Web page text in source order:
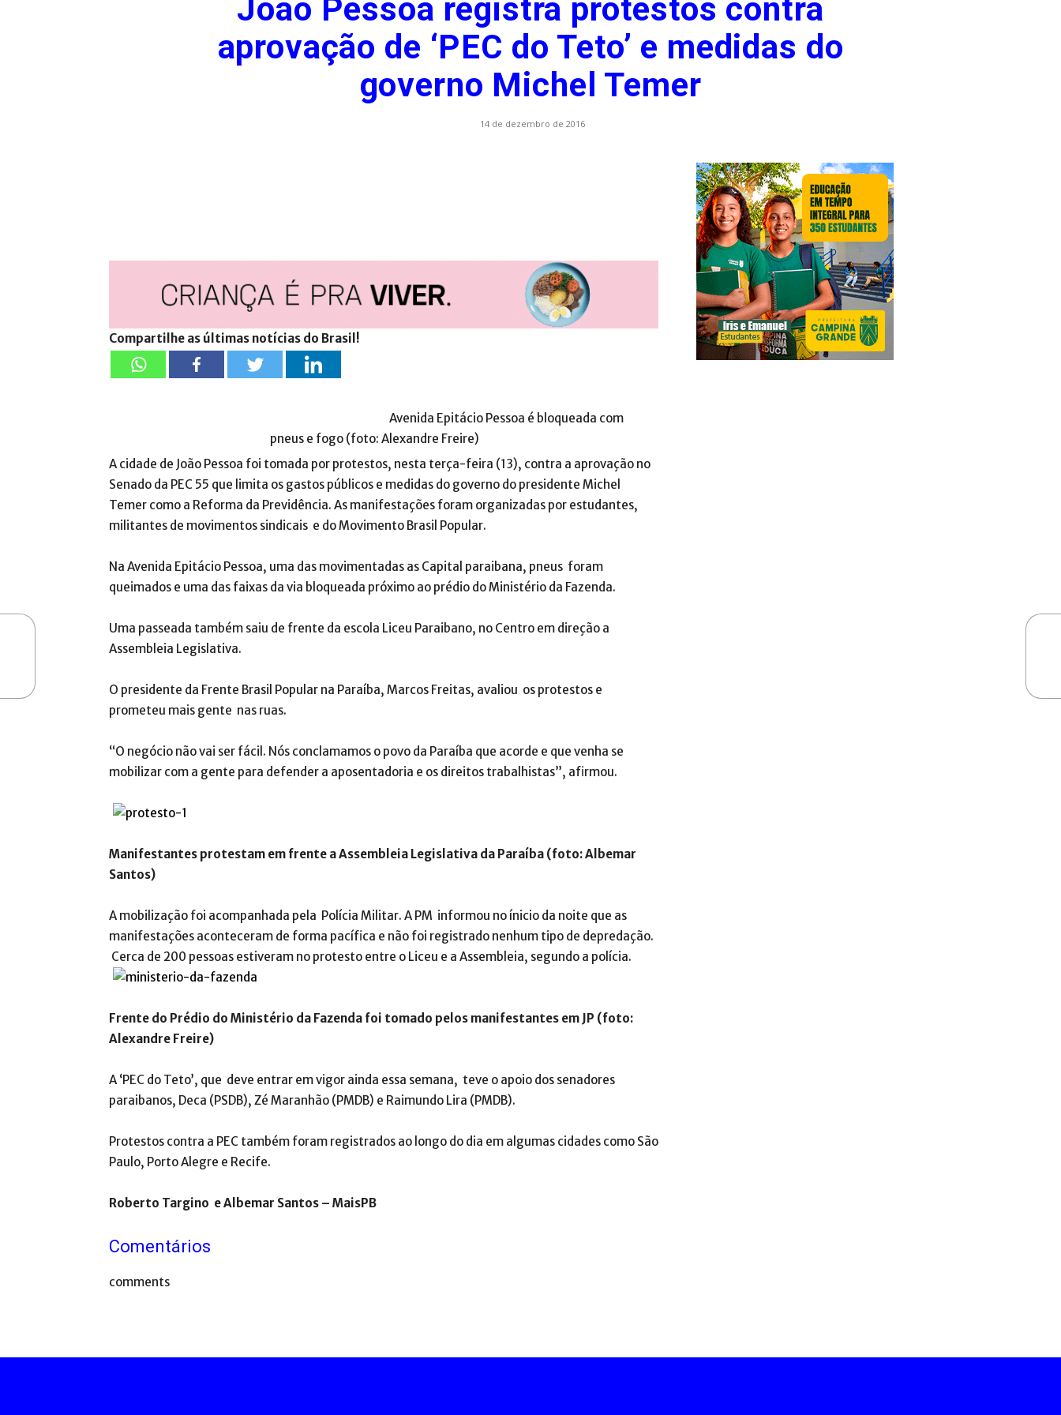
.com.br
João Pessoa registra protestos contra
aprovação de ‘PEC do Teto’ e medidas do
governo Michel Temer
14 de dezembro de 2016
Compartilhe as últimas notícias do Brasil!
Avenida Epitácio Pessoa é bloqueada com
pneus e fogo (foto: Alexandre Freire)
A cidade de João Pessoa foi tomada por protestos, nesta terça-feira (13), contra a aprovação no
Senado da PEC 55 que limita os gastos públicos e medidas do governo do presidente Michel
Temer como a Reforma da Previdência. As manifestações foram organizadas por estudantes,
militantes de movimentos sindicais e do Movimento Brasil Popular.
Na Avenida Epitácio Pessoa, uma das movimentadas as Capital paraibana, pneus foram
queimados e uma das faixas da via bloqueada próximo ao prédio do Ministério da Fazenda.
Uma passeada também saiu de frente da escola Liceu Paraibano, no Centro em direção a
Assembleia Legislativa.
O presidente da Frente Brasil Popular na Paraíba, Marcos Freitas, avaliou os protestos e
prometeu mais gente nas ruas.
“O negócio não vai ser fácil. Nós conclamamos o povo da Paraíba que acorde e que venha se
mobilizar com a gente para defender a aposentadoria e os direitos trabalhistas”, afirmou.
Manifestantes protestam em frente a Assembleia Legislativa da Paraíba (foto: Albemar
Santos)
A mobilização foi acompanhada pela Polícia Militar. A PM informou no ínicio da noite que as
manifestações aconteceram de forma pacífica e não foi registrado nenhum tipo de depredação.
Cerca de 200 pessoas estiveram no protesto entre o Liceu e a Assembleia, segundo a polícia.
Frente do Prédio do Ministério da Fazenda foi tomado pelos manifestantes em JP (foto:
Alexandre Freire)
A ‘PEC do Teto’, que deve entrar em vigor ainda essa semana, teve o apoio dos senadores
paraibanos, Deca (PSDB), Zé Maranhão (PMDB) e Raimundo Lira (PMDB).
Protestos contra a PEC também foram registrados ao longo do dia em algumas cidades como São
Paulo, Porto Alegre e Recife.
Roberto Targino e Albemar Santos – MaisPB
Comentários
comments